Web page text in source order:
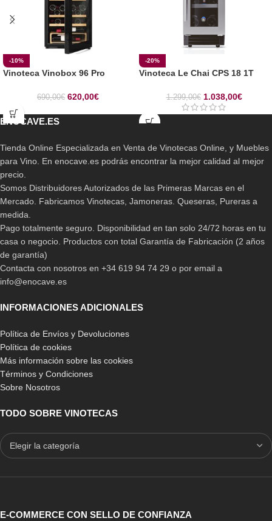
-10%
Vinoteca Vinobox 96 Pro
690,00€ 620,00€
-20%
Vinoteca Le Chai CPS 18 1T
1.299,00€ 1.038,00€
ENOCAVE.ES
Tienda Online Especializada en Venta de Vinotecas Online, y Muebles
para Vino. En enocave.es podrás encontrar la mejor calidad al mejor
precio.
Somos Distribuidores Autorizados de las Primeras Marcas en el
Mercado. Fabricamos Vinotecas, Jamoneras. Queseras, Pureras a
medida.
Pago totalmente seguro. Disponibilidad en tan solo 24/72 horas en tu
casa o negocio. Productos con total Garantía de Fabricación (2 años
de garantía)
Contacta con nosotros en +34 619 94 74 29 o por email a
info@enocave.es
INFORMACIONES ADICIONALES
Política de Envíos y Devoluciones
Política de cookies
Más información sobre las cookies
Términos y Condiciones
Sobre Nosotros
TODO SOBRE VINOTECAS
E-COMMERCE CON SELLO DE CONFIANZA